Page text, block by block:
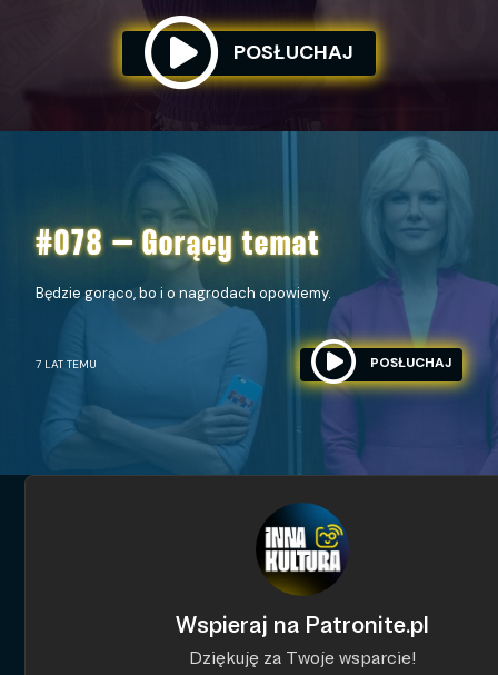
POSŁUCHAJ
#078 – Gorący temat
Będzie gorąco, bo i o nagrodach opowiemy.
7 LAT TEMU POSŁUCHAJ